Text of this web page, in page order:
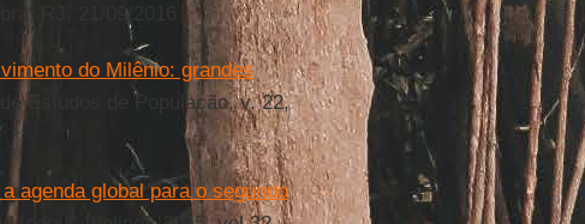
RJ, 21/09/2016
do Milênio: grandes
Estudos de População, v. 22,
agenda global para o segundo